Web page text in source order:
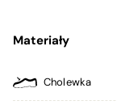
Materiały
Cholewka